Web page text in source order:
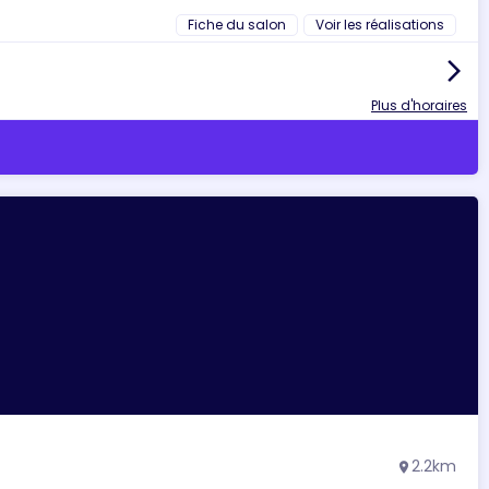
Fiche du salon Voir les réalisations
arrow_forward_ios
Plus d'horaires
location_on 2.2km